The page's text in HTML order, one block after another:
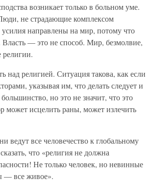
возникает только в больном уме.
не страдающие комплексом
усилия направлены на мир, потому что
— это не способ. Мир, безмолвие,
религии.
над религией. Ситуация такова, как если
указывая им, что делать следует и
но это не значит, что это
может исцелить раны, может излечить
все человечество к глобальному
что «религия не должна
Не только человек, но невинные
— все живое».